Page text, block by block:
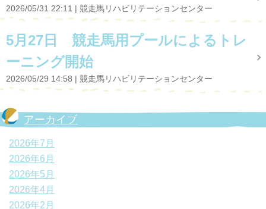
2026/05/31 22:11 競走馬リハビリテーションセンター
5月27日 競走馬用プールによるトレ
ーニング開始
2026/05/29 14:58 競走馬リハビリテーションセンター
アーカイブ
2026年7月
2026年6月
2026年5月
2026年4月
2026年2月